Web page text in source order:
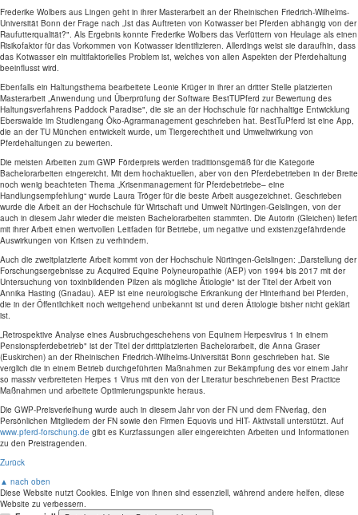
Frederike Wolbers aus Lingen geht in ihrer Masterarbeit an der Rheinischen Friedrich-Wilhelms-
Universität Bonn der Frage nach „Ist das Auftreten von Kotwasser bei Pferden abhängig von der
Raufutterqualität?". Als Ergebnis konnte Frederike Wolbers das Verfüttern von Heulage als einen
Risikofaktor für das Vorkommen von Kotwasser identifizieren. Allerdings weist sie daraufhin, dass
das Kotwasser ein multifaktorielles Problem ist, welches von allen Aspekten der Pferdehaltung
beeinflusst wird.
Ebenfalls ein Haltungsthema bearbeitete Leonie Krüger in ihrer an dritter Stelle platzierten
Masterarbeit „Anwendung und Überprüfung der Software BestTUPferd zur Bewertung des
Haltungsverfahrens Paddock Paradise", die sie an der Hochschule für nachhaltige Entwicklung
Eberswalde im Studiengang Öko-Agrarmanagement geschrieben hat. BestTuPferd ist eine App,
die an der TU München entwickelt wurde, um Tiergerechtheit und Umweltwirkung von
Pferdehaltungen zu bewerten.
Die meisten Arbeiten zum GWP Förderpreis werden traditionsgemäß für die Kategorie
Bachelorarbeiten eingereicht. Mit dem hochaktuellen, aber von den Pferdebetrieben in der Breite
noch wenig beachteten Thema „Krisenmanagement für Pferdebetriebe– eine
Handlungsempfehlung“ wurde Laura Tröger für die beste Arbeit ausgezeichnet. Geschrieben
wurde die Arbeit an der Hochschule für Wirtschaft und Umwelt Nürtingen-Geislingen, von der
auch in diesem Jahr wieder die meisten Bachelorarbeiten stammten. Die Autorin (Gleichen) liefert
mit ihrer Arbeit einen wertvollen Leitfaden für Betriebe, um negative und existenzgefährdende
Auswirkungen von Krisen zu verhindern.
Auch die zweitplatzierte Arbeit kommt von der Hochschule Nürtingen-Geislingen: „Darstellung der
Forschungsergebnisse zu Acquired Equine Polyneuropathie (AEP) von 1994 bis 2017 mit der
Untersuchung von toxinbildenden Pilzen als mögliche Ätiologie" ist der Titel der Arbeit von
Annika Hasting (Gnadau). AEP ist eine neurologische Erkrankung der Hinterhand bei Pferden,
die in der Öffentlichkeit noch weitgehend unbekannt ist und deren Ätiologie bisher nicht geklärt
ist.
„Retrospektive Analyse eines Ausbruchgeschehens von Equinem Herpesvirus 1 in einem
Pensionspferdebetrieb" ist der Titel der drittplatzierten Bachelorarbeit, die Anna Graser
(Euskirchen) an der Rheinischen Friedrich-Wilhelms-Universität Bonn geschrieben hat. Sie
verglich die in einem Betrieb durchgeführten Maßnahmen zur Bekämpfung des vor einem Jahr
so massiv verbreiteten Herpes 1 Virus mit den von der Literatur beschriebenen Best Practice
Maßnahmen und arbeitete Optimierungspunkte heraus.
Die GWP-Preisverleihung wurde auch in diesem Jahr von der FN und dem FNverlag, den
Persönlichen Mitgliedern der FN sowie den Firmen Equovis und HIT- Aktivstall unterstützt. Auf
www.pferd-forschung.de gibt es Kurzfassungen aller eingereichten Arbeiten und Informationen
zu den Preistragenden.
Zurück
▲ nach oben
Diese Website nutzt Cookies. Einige von ihnen sind essenziell, während andere helfen, diese
Website zu verbessern.